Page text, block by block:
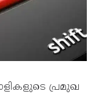
പ്രമുഖ